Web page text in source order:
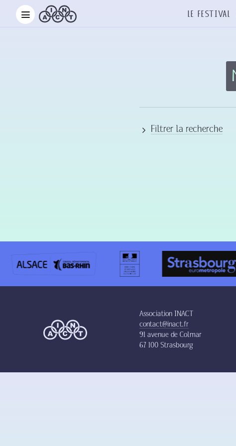
Le Festival
Filtrer la recherche
Association INACT
contact@inact.fr
91 avenue de Colmar
67 100 Strasbourg